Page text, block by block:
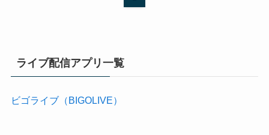
ライブ配信アプリ一覧
ビゴライブ（BIGOLIVE）